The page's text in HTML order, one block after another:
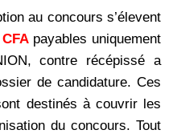
au concours s’élevent
payables uniquement
contre récépissé a
de candidature. Ces
destinés à couvrir les
du concours. Tout